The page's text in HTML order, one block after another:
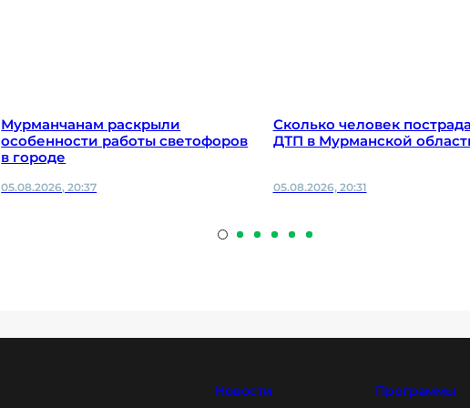
Мурманчанам раскрыли
особенности работы светофоров
в городе
05.08.2026, 20:37
Сколько человек
ДТП в Мурманской
05.08.2026, 20:31
Новости Программы